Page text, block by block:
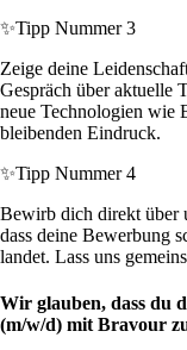
✨Tipp Nummer 3
Zeige deine
Gespräch über aktuelle
neue Technologien wie
bleibenden Eindruck.
✨Tipp Nummer 4
Bewirb dich direkt über
dass deine Bewerbung
landet. Lass uns
Wir glauben, dass du
(m/w/d) mit Bravour